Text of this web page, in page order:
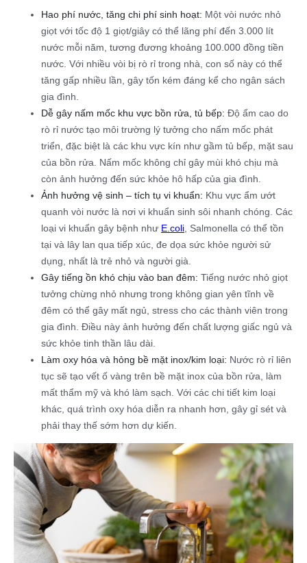
Hao phí nước, tăng chi phí sinh hoạt: Một vòi nước nhỏ
giọt với tốc độ 1 giọt/giây có thể lãng phí đến 3.000 lít
nước mỗi năm, tương đương khoảng 100.000 đồng tiền
nước. Với nhiều vòi bị rò rỉ trong nhà, con số này có thể
tăng gấp nhiều lần, gây tốn kém đáng kể cho ngân sách
gia đình.
Dễ gây nấm mốc khu vực bồn rửa, tủ bếp: Độ ẩm cao do
rò rỉ nước tạo môi trường lý tưởng cho nấm mốc phát
triển, đặc biệt là các khu vực kín như gầm tủ bếp, mặt sau
của bồn rửa. Nấm mốc không chỉ gây mùi khó chịu mà
còn ảnh hưởng đến sức khỏe hô hấp của gia đình.
Ảnh hưởng vệ sinh – tích tụ vi khuẩn: Khu vực ẩm ướt
quanh vòi nước là nơi vi khuẩn sinh sôi nhanh chóng. Các
loại vi khuẩn gây bệnh như E.coli, Salmonella có thể tồn
tại và lây lan qua tiếp xúc, đe dọa sức khỏe người sử
dụng, nhất là trẻ nhỏ và người già.
Gây tiếng ồn khó chịu vào ban đêm: Tiếng nước nhỏ giọt
tưởng chừng nhỏ nhưng trong không gian yên tĩnh về
đêm có thể gây mất ngủ, stress cho các thành viên trong
gia đình. Điều này ảnh hưởng đến chất lượng giấc ngủ và
sức khỏe tinh thần lâu dài.
Làm oxy hóa và hỏng bề mặt inox/kim loại: Nước rò rỉ liên
tục sẽ tạo vết ố vàng trên bề mặt inox của bồn rửa, làm
mất thẩm mỹ và khó làm sạch. Với các chi tiết kim loại
khác, quá trình oxy hóa diễn ra nhanh hơn, gây gỉ sét và
phải thay thế sớm hơn dự kiến.